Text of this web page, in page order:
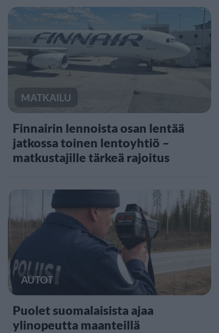
MATKAILU
Finnairin lennoista osan lentää
jatkossa toinen lentoyhtiö –
matkustajille tärkeä rajoitus
AUTOT
Puolet suomalaisista ajaa
ylinopeutta maanteillä